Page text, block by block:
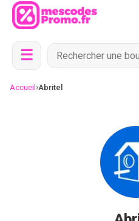
☰
Accueil ›Abritel